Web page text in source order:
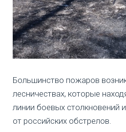
Большинство пожаров
лесничествах, которые
линии боевых столкновений
от российских обстрелов.